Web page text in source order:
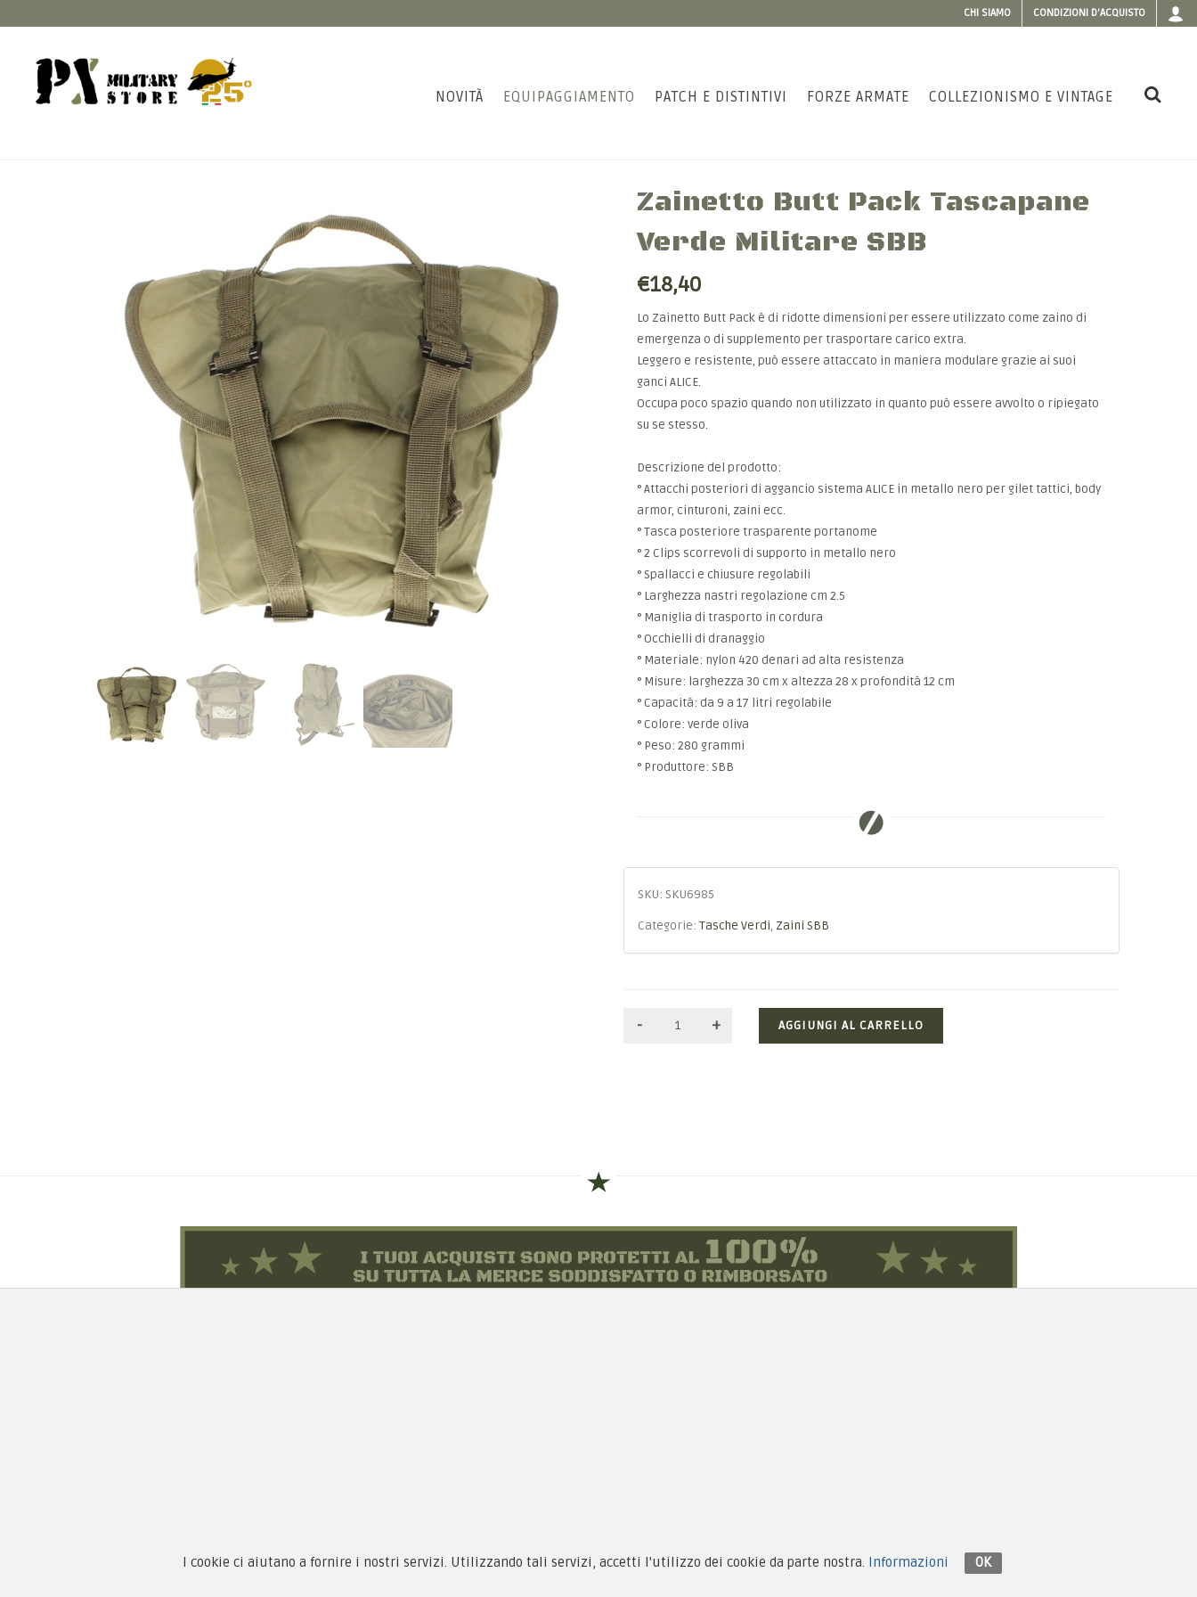
CHI SIAMO CONDIZIONI D'ACQUISTO
NOVITÀ EQUIPAGGIAMENTO PATCH E DISTINTIVI FORZE ARMATE COLLEZIONISMO E VINTAGE
Zainetto Butt Pack Tascapane
Verde Militare SBB
€18,40
Lo Zainetto Butt Pack è di ridotte dimensioni per essere utilizzato come zaino di
emergenza o di supplemento per trasportare carico extra.
Leggero e resistente, può essere attaccato in maniera modulare grazie ai suoi
ganci ALICE.
Occupa poco spazio quando non utilizzato in quanto può essere avvolto o ripiegato
su se stesso.
Descrizione del prodotto:
° Attacchi posteriori di aggancio sistema ALICE in metallo nero per gilet tattici, body
armor, cinturoni, zaini ecc.
° Tasca posteriore trasparente portanome
° 2 Clips scorrevoli di supporto in metallo nero
° Spallacci e chiusure regolabili
° Larghezza nastri regolazione cm 2.5
° Maniglia di trasporto in cordura
° Occhielli di dranaggio
° Materiale: nylon 420 denari ad alta resistenza
° Misure: larghezza 30 cm x altezza 28 x profondità 12 cm
° Capacità: da 9 a 17 litri regolabile
° Colore: verde oliva
° Peso: 280 grammi
° Produttore: SBB
SKU: SKU6985
Categorie: Tasche Verdi, Zaini SBB
AGGIUNGI AL CARRELLO
Privacy & Cookie Forze Armate
I cookie ci aiutano a fornire i nostri servizi. Utilizzando tali servizi, accetti l'utilizzo dei cookie da parte nostra. Informazioni OK